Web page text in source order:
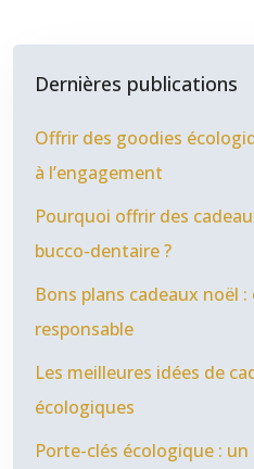
Dernières publications
Offrir des goodies
à l’engagement
Pourquoi offrir des
bucco-dentaire ?
Bons plans cadeaux noël
responsable
Les meilleures idées de
écologiques
Porte-clés écologique :